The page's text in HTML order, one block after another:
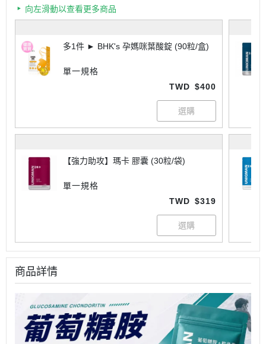
向左滑動以查看更多商品
多1件 ► BHK's 孕媽咪葉酸錠 (90粒/盒)
單一規格
TWD $400
【強力助攻】瑪卡 膠囊 (30粒/袋)
單一規格
TWD $319
商品詳情